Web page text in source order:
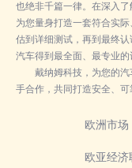
也绝非千篇一律。在深入
为您量身打造一套符合实
估到详细测试，再到最终
汽车得到最全面、最专业的
戴纳姆科技，为您的汽
手合作，共同打造安全、可
欧洲市场
欧亚经济